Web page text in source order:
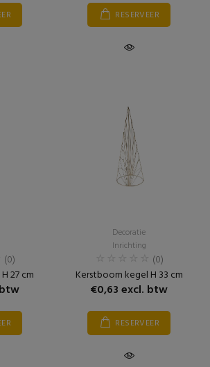
RESERVEER
(0)
27 cm
Decoratie
Inrichting
(0)
Kerstboom kegel H 33 cm
€0,63 excl. btw
RESERVEER